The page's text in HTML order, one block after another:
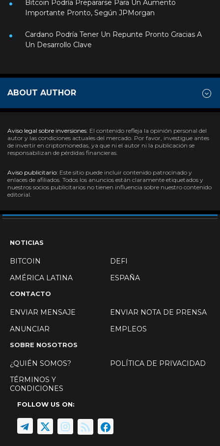
Bitcoin Podría Prepararse Para Un Aumento
Importante Pronto, Según JPMorgan
Cardano Podría Tener Un Repunte Pronto Gracias A
Un Desarrollo Clave
ABOUT AUTHOR
Aviso legal sobre inversiones: El contenido refleja la opinión personal del
autor y las condiciones actuales del mercado. Por favor, investigue antes
de invertir en criptomonedas, ya que ni el autor ni la publicación se
responsabilizan de pérdidas financieras.
Aviso publicitario: Este sitio puede incluir contenido patrocinado y
enlaces de afiliados. Todos los anuncios están claramente etiquetados y
nuestros socios publicitarios no tienen influencia sobre nuestro contenido
editorial.
NOTICIAS
BITCOIN
DEFI
AMÉRICA LATINA
ESPAÑA
CONTACTO
ENVIAR MENSAJE
ENVIAR NOTA DE PRENSA
ANUNCIAR
EMPLEOS
SOBRE NOSOTROS
¿QUIÉN SOMOS?
POLÍTICA DE PRIVACIDAD
TÉRMINOS Y
CONDICIONES
FOLLOW US ON: